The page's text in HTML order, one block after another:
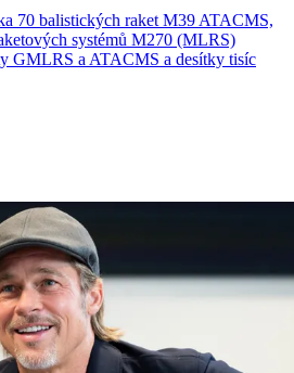
70 balistických raket M39 ATACMS,
systémů M270 (MLRS)
GMLRS a ATACMS a desítky tisíc